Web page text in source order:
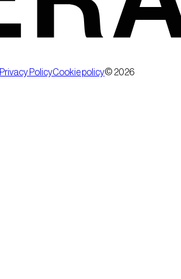
Privacy PolicyCookie policy© 2026